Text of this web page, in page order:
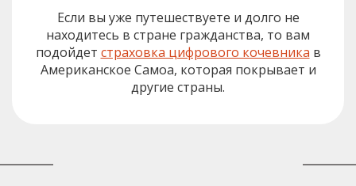
Если вы уже путешествуете и долго не
находитесь в стране гражданства, то вам
подойдет страховка цифрового кочевника в
Американское Самоа, которая покрывает и
другие страны.